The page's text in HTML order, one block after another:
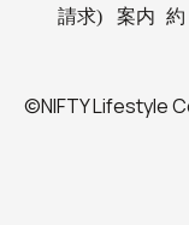
請求)
案内 約
©NIFTY Lifestyle